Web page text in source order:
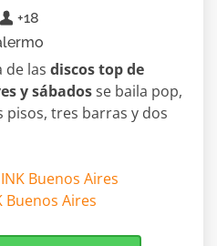
+18
de las discos top de
y sábadosse baila pop,
pisos, tres barras y dos
Buenos Aires
Buenos Aires